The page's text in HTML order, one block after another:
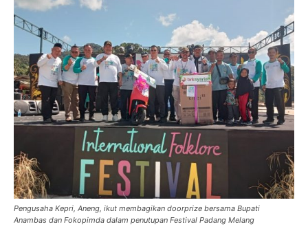
Pengusaha Kepri, Aneng, ikut membagikan doorprize bersama Bupati
Anambas dan Fokopimda dalam penutupan Festival Padang Melang